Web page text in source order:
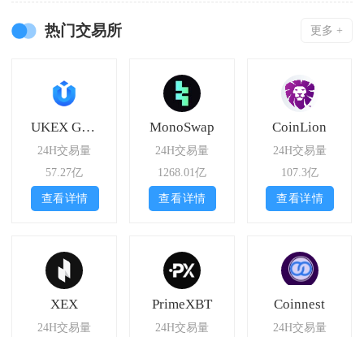
热门交易所 更多 +
UKEX Global
24H交易量
57.27亿
查看详情
MonoSwap
24H交易量
1268.01亿
查看详情
CoinLion
24H交易量
107.3亿
查看详情
XEX
24H交易量
PrimeXBT
24H交易量
Coinnest
24H交易量